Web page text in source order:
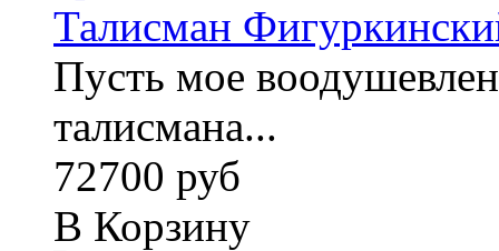
Талисман
Пусть мое
талисмана...
72700 руб
В Корзину